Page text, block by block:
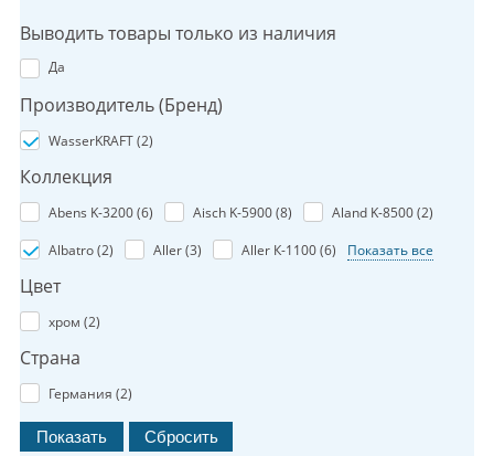
Выводить товары только из наличия
Да
Производитель (Бренд)
WasserKRAFT (2)
Коллекция
Abens K-3200 (6) Aisch K-5900 (8) Aland K-8500 (2)
Albatro (2) Aller (3) Aller К-1100 (6) Показать все
Цвет
хром (2)
Страна
Германия (2)